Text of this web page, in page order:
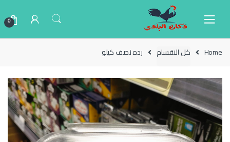
0
Home كل الاقسام رده نصف كيلو